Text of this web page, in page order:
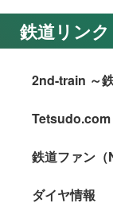
鉄道リンク
2nd-train ～
Tetsudo.com
鉄道ファン（
ダイヤ情報